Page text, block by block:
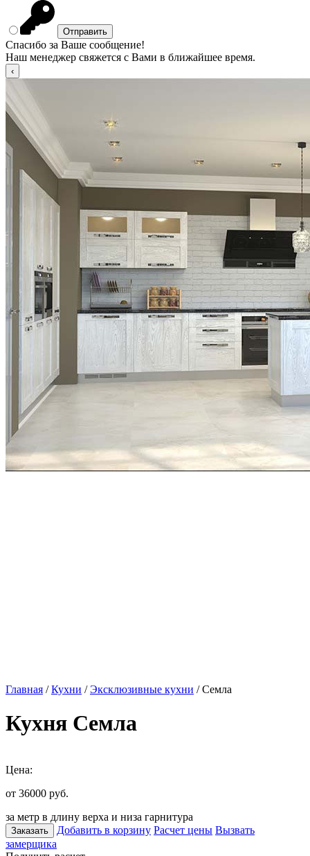
Спасибо за Ваше сообщение!
Наш менеджер свяжется с Вами в ближайшее время.
Главная /Кухни /Эксклюзивные кухни / Семла
Кухня Семла
Цена:
от 36000 руб.
за метр в длину верха и низа гарнитура
Заказать Добавить в корзину Расчет цены Вызвать
замерщика